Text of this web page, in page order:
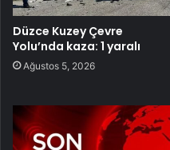
Düzce Kuzey Çevre
Yolu’nda kaza: 1 yaralı
Ağustos 5, 2026